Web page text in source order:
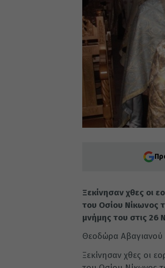
Ξεκίνησαν χθες οι
του Οσίου Νίκωνος
μνήμης του στις 26
Θεοδώρα Αβαγιανού
Ξεκίνησαν χθες οι